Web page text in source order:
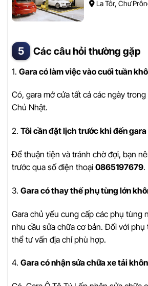
La Tôr, Chư
Các câu hỏi thường gặp
1. Gara có làm việc vào cuối tuần
Có, gara mở cửa tất cả các ngày
Chủ Nhật.
2. Tôi cần đặt lịch trước khi đến
Để thuận tiện và tránh chờ đợi, bạn
trước qua số điện thoại 0865197679.
3. Gara có thay thế phụ tùng lớn
Gara chủ yếu cung cấp các phụ tùng
nhu cầu sửa chữa cơ bản. Đối với phụ
thể tư vấn địa chỉ phù hợp.
4. Gara có nhận sửa chữa xe tải